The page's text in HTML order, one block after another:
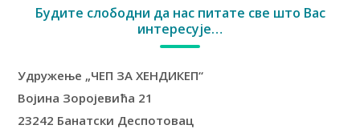
Будите слободни да нас питате све што Вас
интересује…
Удружење „ЧЕП ЗА ХЕНДИКЕП“
Војина Зоројевића 21
23242 Банатски Деспотовац